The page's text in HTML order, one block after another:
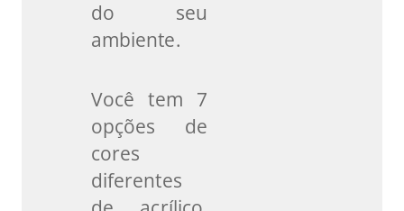
do seu
ambiente.
Você tem 7
opções de
cores
diferentes